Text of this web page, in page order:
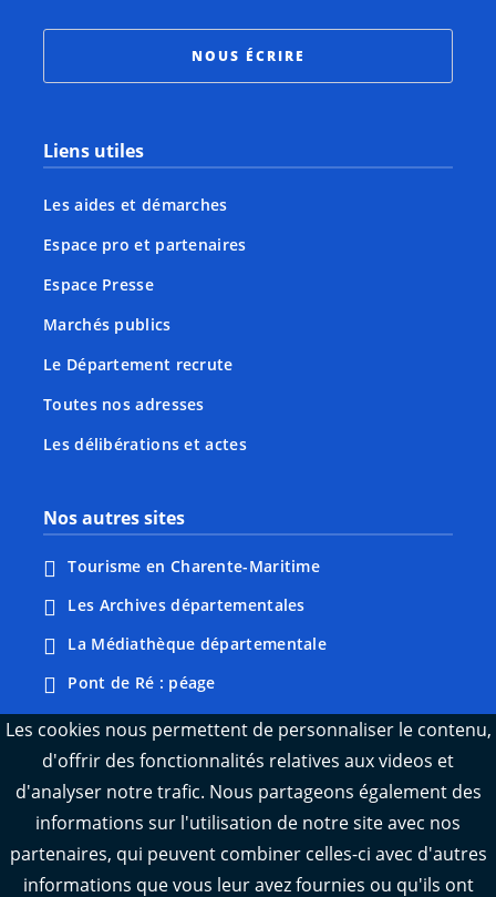
NOUS ÉCRIRE
Liens utiles
Les aides et démarches
Espace pro et partenaires
Espace Presse
Marchés publics
Le Département recrute
Toutes nos adresses
Les délibérations et actes
Nos autres sites
Tourisme en Charente-Maritime
Les Archives départementales
La Médiathèque départementale
Pont de Ré : péage
Webcams : Ré info trafic
Webcams : Oléron info trafic
Manger 17
L'Observatoire des territoires de Charente-
Les cookies nous permettent de personnaliser le contenu,
d'offrir des fonctionnalités relatives aux videos et
d'analyser notre trafic. Nous partageons également des
informations sur l'utilisation de notre site avec nos
partenaires, qui peuvent combiner celles-ci avec d'autres
informations que vous leur avez fournies ou qu'ils ont